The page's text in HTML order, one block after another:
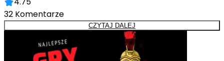
32 Komentarze
CZYTAJ DALEJ